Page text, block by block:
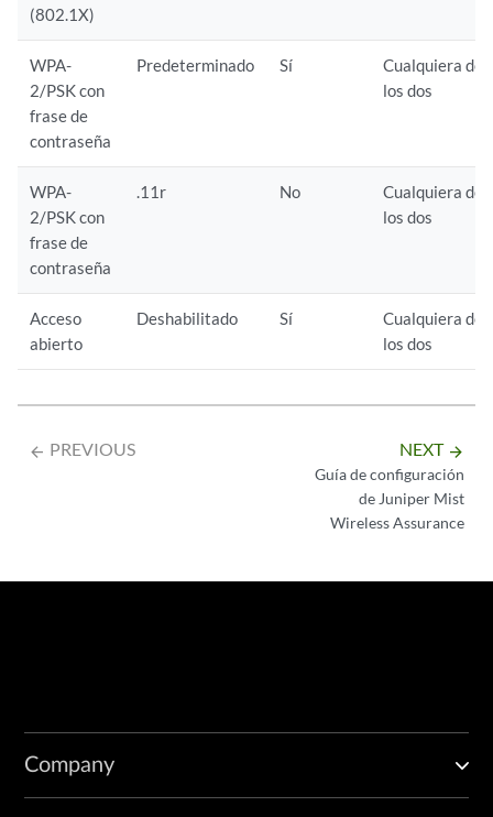
(802.1X)
WPA-
2/PSK con
frase de
contraseña
Predeterminado Sí
Cualquiera de
los dos
WPA-
2/PSK con
frase de
contraseña
.11r No
Cualquiera de
los dos
Acceso
abierto
Deshabilitado Sí
Cualquiera de
los dos
arrow_backward PREVIOUS NEXT arrow_forward
Guía de configuración
de Juniper Mist
Wireless Assurance
Company